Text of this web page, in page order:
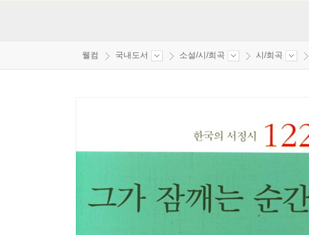
웰컴 국내도서 소설/시/희곡 시/희곡